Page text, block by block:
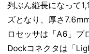
列ぶん縦長になって
ズとなり、厚さ
ロセッサは「A6」プ
Dockコネクタは「